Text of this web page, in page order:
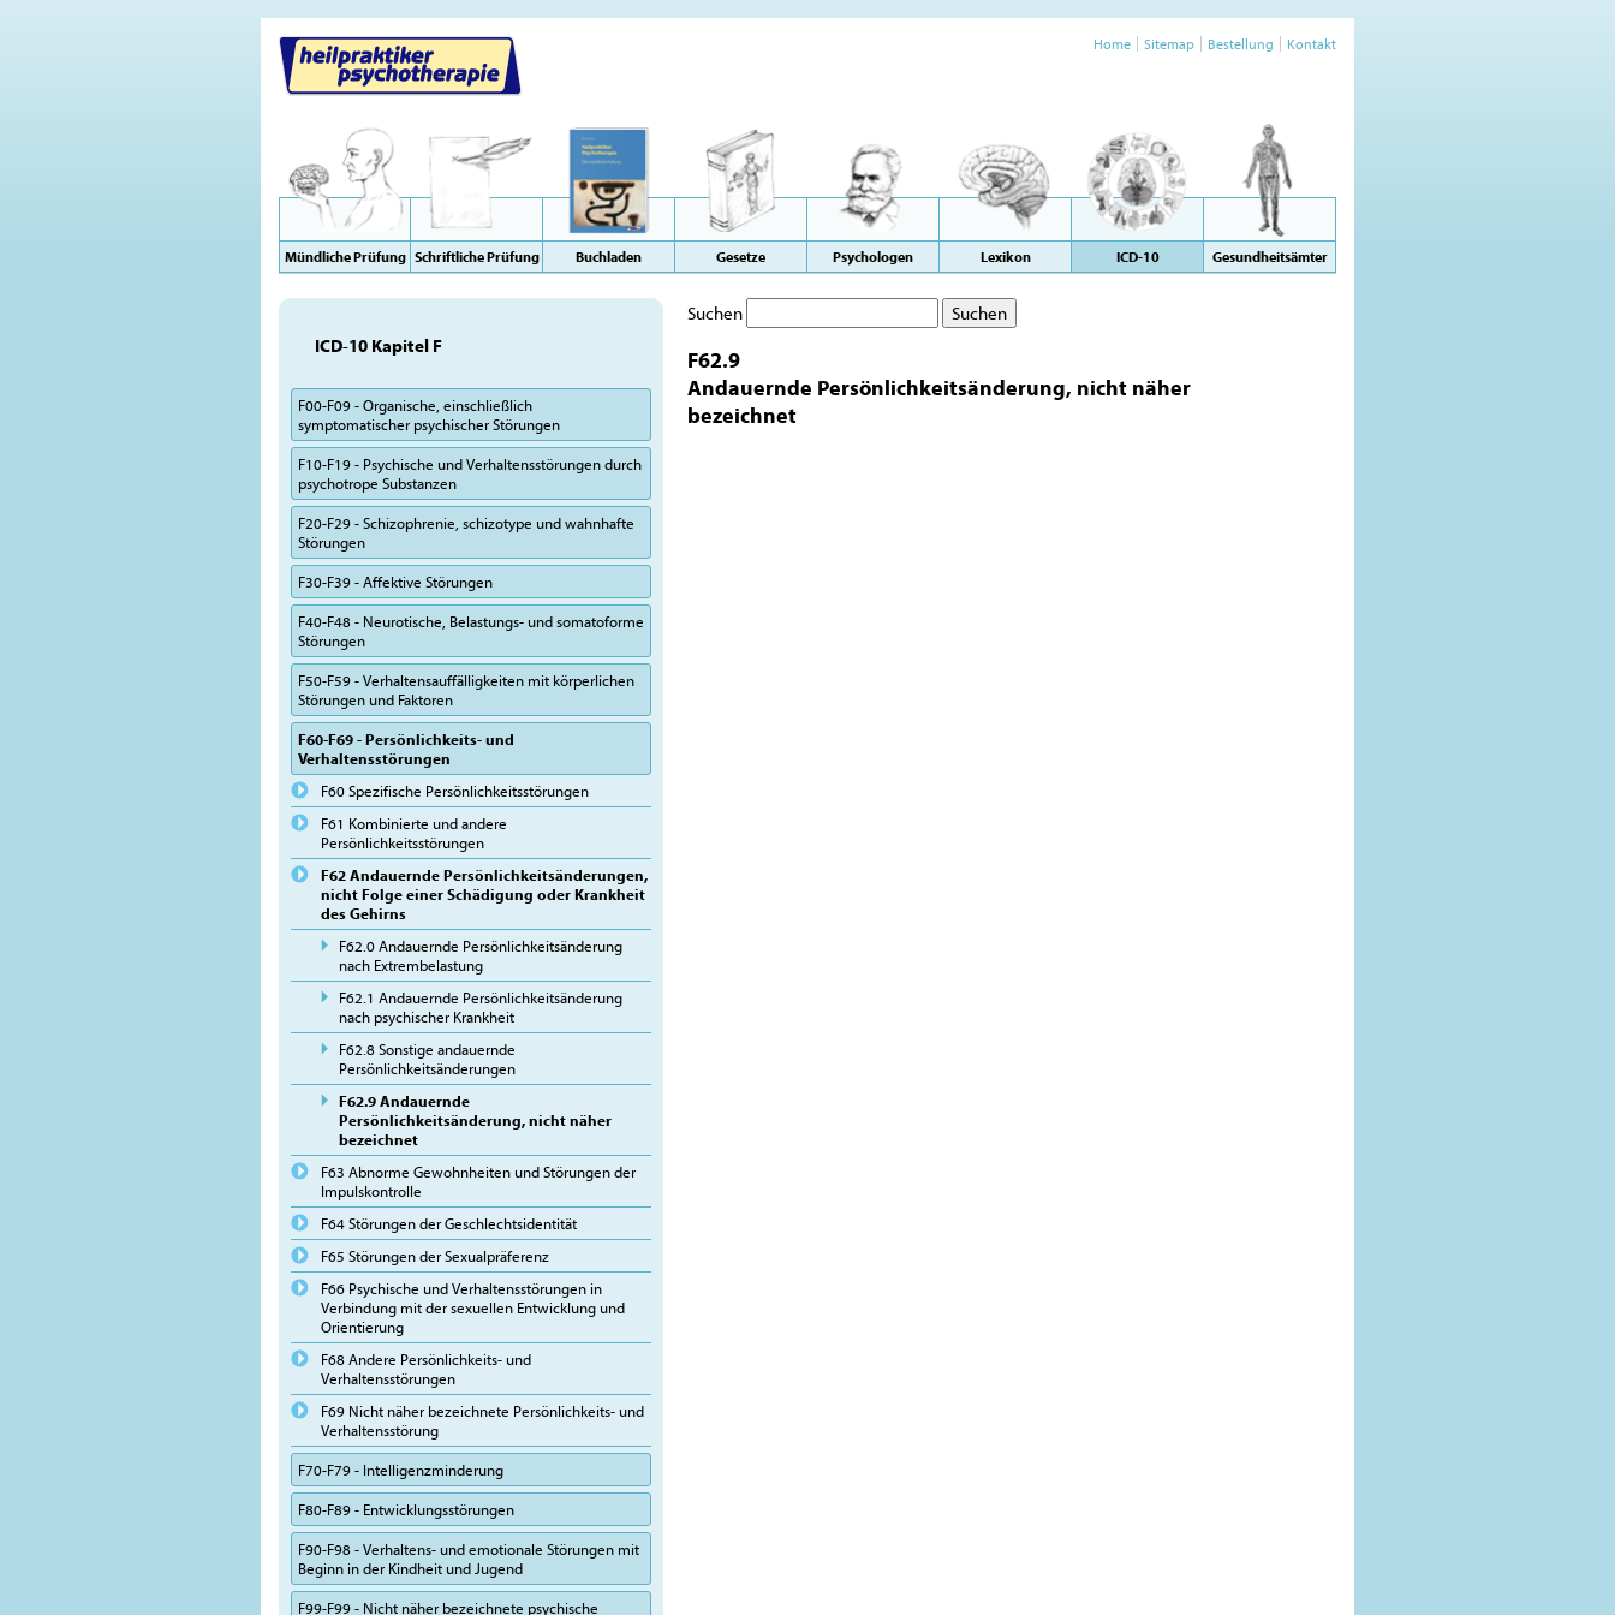
Home Sitemap Bestellung Kontakt
Mündliche Prüfung Schriftliche Prüfung Buchladen Gesetze Psychologen Lexikon ICD-10 Gesundheitsämter
ICD-10 Kapitel F
F00-F09 - Organische, einschließlich
symptomatischer psychischer Störungen
F10-F19 - Psychische und Verhaltensstörungen durch
psychotrope Substanzen
F20-F29 - Schizophrenie, schizotype und wahnhafte
Störungen
F30-F39 - Affektive Störungen
F40-F48 - Neurotische, Belastungs- und somatoforme
Störungen
F50-F59 - Verhaltensauffälligkeiten mit körperlichen
Störungen und Faktoren
F60-F69 - Persönlichkeits- und
Verhaltensstörungen
F60 Spezifische Persönlichkeitsstörungen
F61 Kombinierte und andere
Persönlichkeitsstörungen
F62 Andauernde Persönlichkeitsänderungen,
nicht Folge einer Schädigung oder Krankheit
des Gehirns
F62.0 Andauernde Persönlichkeitsänderung
nach Extrembelastung
F62.1 Andauernde Persönlichkeitsänderung
nach psychischer Krankheit
F62.8 Sonstige andauernde
Persönlichkeitsänderungen
F62.9 Andauernde
Persönlichkeitsänderung, nicht näher
bezeichnet
F63 Abnorme Gewohnheiten und Störungen der
Impulskontrolle
F64 Störungen der Geschlechtsidentität
F65 Störungen der Sexualpräferenz
F66 Psychische und Verhaltensstörungen in
Verbindung mit der sexuellen Entwicklung und
Orientierung
F68 Andere Persönlichkeits- und
Verhaltensstörungen
F69 Nicht näher bezeichnete Persönlichkeits- und
Verhaltensstörung
F70-F79 - Intelligenzminderung
F80-F89 - Entwicklungsstörungen
F90-F98 - Verhaltens- und emotionale Störungen mit
Beginn in der Kindheit und Jugend
F99-F99 - Nicht näher bezeichnete psychische
Suchen
F62.9
Andauernde Persönlichkeitsänderung, nicht näher
bezeichnet